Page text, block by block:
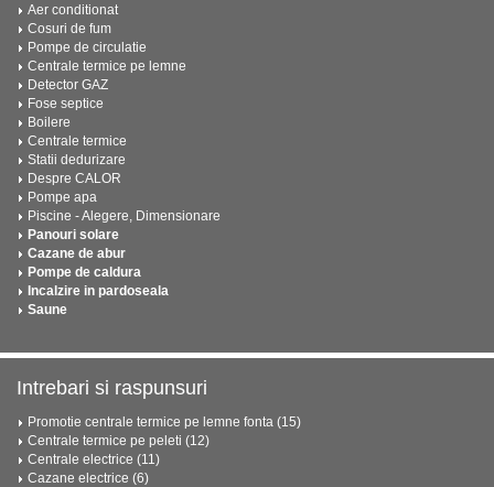
Aer conditionat
Cosuri de fum
Pompe de circulatie
Centrale termice pe lemne
Detector GAZ
Fose septice
Boilere
Centrale termice
Statii dedurizare
Despre CALOR
Pompe apa
Piscine - Alegere, Dimensionare
Panouri solare
Cazane de abur
Pompe de caldura
Incalzire in pardoseala
Saune
Intrebari si raspunsuri
Promotie centrale termice pe lemne fonta (15)
Centrale termice pe peleti (12)
Centrale electrice (11)
Cazane electrice (6)